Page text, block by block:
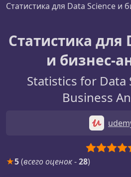
Статистика для Data Science и
Статистика для
и бизнес-
Statistics for Data
Business
★5(всего оценок-28)